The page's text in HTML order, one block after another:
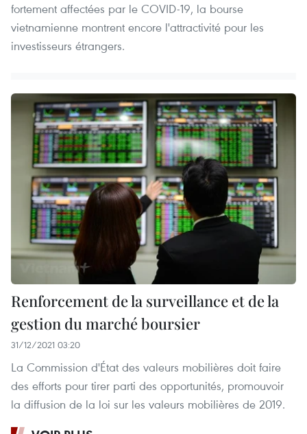
fortement affectées par le COVID-19, la bourse
vietnamienne montrent encore l'attractivité pour les
investisseurs étrangers.
​Renforcement de la surveillance et de la
gestion du marché boursier
31/12/2021 03:20
La Commission d'État des valeurs mobilières doit faire
des efforts pour tirer parti des opportunités, promouvoir
la diffusion de la loi sur les valeurs mobilières de 2019.